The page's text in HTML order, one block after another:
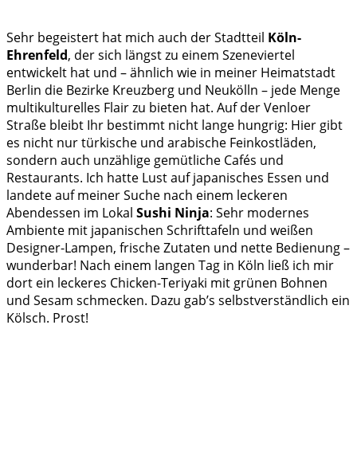
Sehr begeistert hat mich auch der Stadtteil Köln-
Ehrenfeld, der sich längst zu einem Szeneviertel
entwickelt hat und – ähnlich wie in meiner Heimatstadt
Berlin die Bezirke Kreuzberg und Neukölln – jede Menge
multikulturelles Flair zu bieten hat. Auf der Venloer
Straße bleibt Ihr bestimmt nicht lange hungrig: Hier gibt
es nicht nur türkische und arabische Feinkostläden,
sondern auch unzählige gemütliche Cafés und
Restaurants. Ich hatte Lust auf japanisches Essen und
landete auf meiner Suche nach einem leckeren
Abendessen im Lokal Sushi Ninja: Sehr modernes
Ambiente mit japanischen Schrifttafeln und weißen
Designer-Lampen, frische Zutaten und nette Bedienung –
wunderbar! Nach einem langen Tag in Köln ließ ich mir
dort ein leckeres Chicken-Teriyaki mit grünen Bohnen
und Sesam schmecken. Dazu gab’s selbstverständlich ein
Kölsch. Prost!